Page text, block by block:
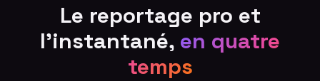
Le reportage pro et
l'instantané, en quatre
temps